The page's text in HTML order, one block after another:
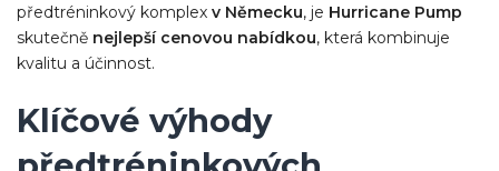
předtréninkový komplex v Německu, je Hurricane Pump
skutečně nejlepší cenovou nabídkou, která kombinuje
kvalitu a účinnost.
Klíčové výhody